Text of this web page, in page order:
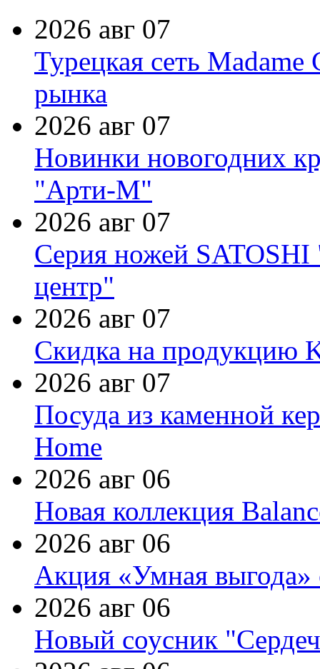
2026 авг 07
Турецкая сеть Madame
рынка
2026 авг 07
Новинки новогодних
"Арти-М"
2026 авг 07
Серия ножей
центр"
2026 авг 07
Скидка на продукцию
2026 авг 07
Посуда из каменной
Home
2026 авг 06
Новая коллекция
2026 авг 06
Акция «Умная выгода»
2026 авг 06
Новый соусник